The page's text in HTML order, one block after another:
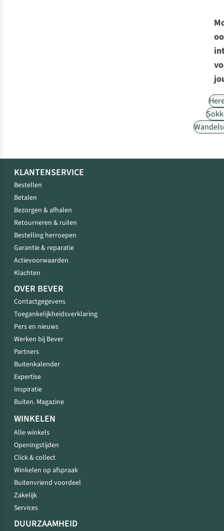
KLANTENSERVICE
Bestellen
Betalen
Bezorgen & afhalen
Retourneren & ruilen
Bestelling herroepen
Garantie & reparatie
Actievoorwaarden
Klachten
OVER BEVER
Contactgegevens
Toegankelijkheidsverklaring
Pers en nieuws
Werken bij Bever
Partners
Buitenkalender
Expertise
Inspiratie
Buiten. Magazine
WINKELEN
Alle winkels
Openingstijden
Click & collect
Winkelen op afspraak
Buitenvriend voordeel
Zakelijk
Services
DUURZAAMHEID